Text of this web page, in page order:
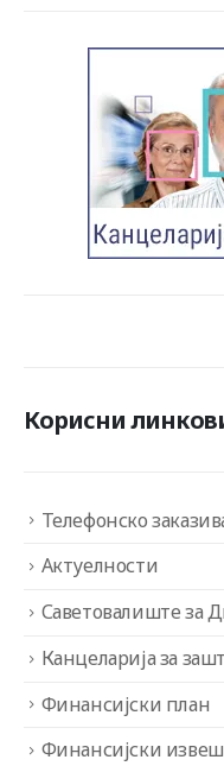
Корисни
Телефонско
Актуелности
Саветовалиште за
Канцеларија за
Финансијски план
Финансијски